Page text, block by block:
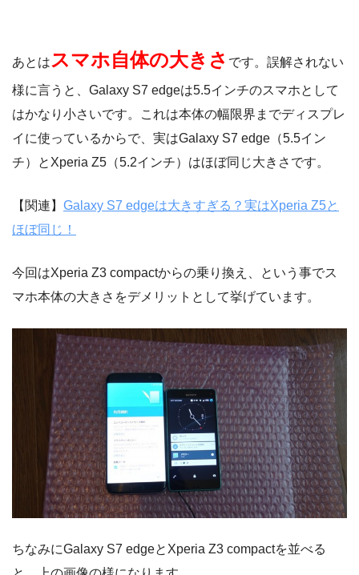
あとはスマホ自体の大きさ です。誤解されない
様に言うと、Galaxy S7 edgeは5.5インチのスマホとして
はかなり小さいです。これは本体の幅限界までディスプレ
イに使っているからで、実はGalaxy S7 edge（5.5イン
チ）とXperia Z5（5.2インチ）はほぼ同じ大きさです。
【関連】 Galaxy S7 edgeは大きすぎる？実はXperia Z5と
ほぼ同じ！
今回はXperia Z3 compactからの乗り換え、という事でス
マホ本体の大きさをデメリットとして挙げています。
ちなみにGalaxy S7 edgeとXperia Z3 compactを並べる